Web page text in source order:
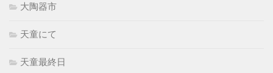
大陶器市
天童にて
天童最終日